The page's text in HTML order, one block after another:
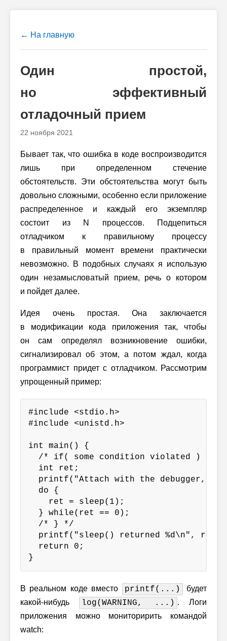
← На главную
Один простой,
но эффективный
отладочный прием
22 ноября 2021
Бывает так, что ошибка в коде воспроизводится
лишь при определенном стечение
обстоятельств. Эти обстоятельства могут быть
довольно сложными, особенно если приложение
распределенное и каждый его экземпляр
состоит из N процессов. Подцепиться
отладчиком к правильному процессу
в правильный момент времени практически
невозможно. В подобных случаях я использую
один незамысловатый прием, речь о котором
и пойдет далее.
Идея очень простая. Она заключается
в модификации кода приложения так, чтобы
он сам определял возникновение ошибки,
сигнализировал об этом, а потом ждал, когда
программист придет с отладчиком. Рассмотрим
упрощенный пример:
#include <stdio.h>
#include <unistd.h>
int main() {
  /* if( some condition violated ) { */
  int ret;
printf("Attach with the debugger,
  do {
    ret = sleep(1);
  } while(ret == 0);
  /* } */
  printf("sleep() returned %d\n", ret);
  return 0;
}
В реальном коде вместо printf(...)
будет
какой-нибудь
log(WARNING, ...) . Логи
приложения можно мониторирить командой
watch: